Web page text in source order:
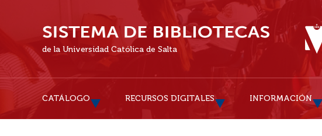
de la Universidad Católica de Salta
CATÁLOGO RECURSOS DIGITALES INFORMACIÓN